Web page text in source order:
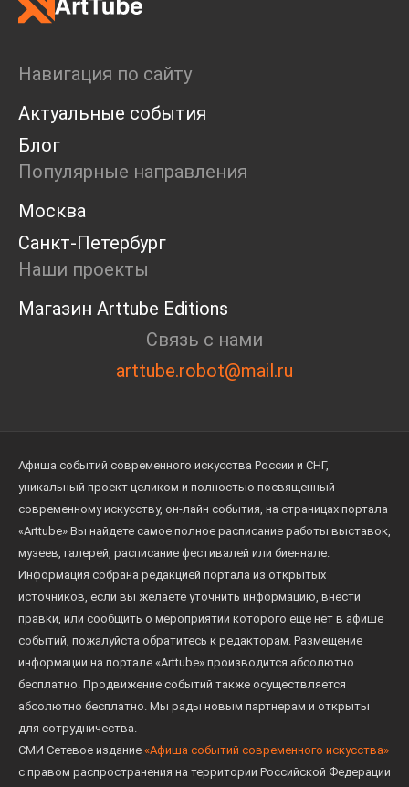
Навигация по сайту
Актуальные события
Блог
Популярные направления
Москва
Санкт-Петербург
Наши проекты
Магазин Arttube Editions
Связь с нами
arttube.robot@mail.ru
Афиша событий современного искусства России и СНГ,
уникальный проект целиком и полностью посвященный
современному искусству, он-лайн события, на страницах портала
«Arttube» Вы найдете самое полное расписание работы выставок,
музеев, галерей, расписание фестивалей или биеннале.
Информация собрана редакцией портала из открытых
источников, если вы желаете уточнить информацию, внести
правки, или сообщить о мероприятии которого еще нет в афише
событий, пожалуйста обратитесь к редакторам. Размещение
информации на портале «Arttube» производится абсолютно
бесплатно. Продвижение событий также осуществляется
абсолютно бесплатно. Мы рады новым партнерам и открыты
для сотрудничества.
СМИ Сетевое издание «Афиша событий современного искусства»
с правом распространения на территории Российской Федерации